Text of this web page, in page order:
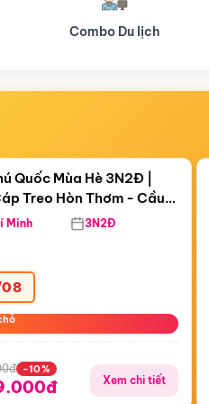
Tour Doanh Nghiệp
19:13:44
Treo Hòn Thơm
Quốc Mùa Hè 3N2Đ |
Treo Hòn Thơm - Cầu
Viên Nước Aquatopia
Minh 3N2Đ
-10%
Xem chi tiết